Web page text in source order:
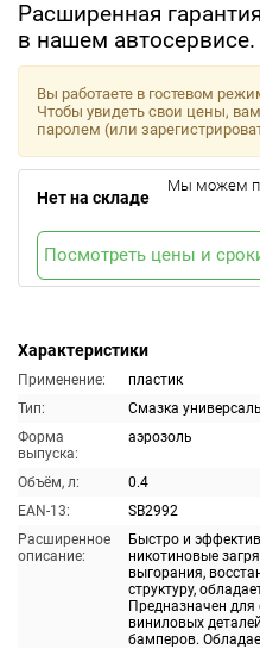
Расширенная
в нашем автосервисе.
Характеристики
Применение:
пластик
Тип:
Смазка
Форма
выпуска:
аэрозоль
Объём, л:
0.4
EAN-13:
SB2992
Расширенное
описание:
Быстро и
никотиновые
выгорания,
структуру,
Предназначен для
виниловых
бамперов.
Вы работаете в гостевом
Чтобы увидеть свои цены,
паролем (или
Нет на складе
Мы можем
Посмотреть цены и